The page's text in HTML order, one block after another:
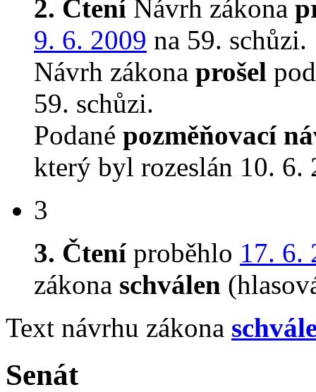
2. Čtení Návrh zákona
9. 6. 2009 na 59. schůzi.
Návrh zákona prošel
59. schůzi.
Podané pozměňovací
který byl rozeslán 10. 6.
3
3. Čteníproběhlo 17. 6.
zákona schválen
Text návrhu zákona
Senát